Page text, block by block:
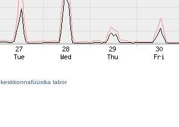
keskkonnafüüsika labor